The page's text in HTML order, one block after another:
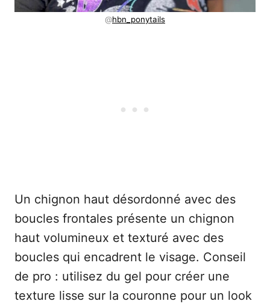
@hbn_ponytails
Un chignon haut désordonné avec des
boucles frontales présente un chignon
haut volumineux et texturé avec des
boucles qui encadrent le visage. Conseil
de pro : utilisez du gel pour créer une
texture lisse sur la couronne pour un look